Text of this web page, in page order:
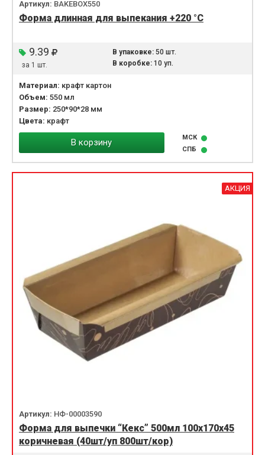
Артикул: BAKEBOX550
Форма длинная для выпекания +220 °C
9.39
за 1 шт.
В упаковке:50 шт.
В коробке:10 уп.
Материал: крафт картон
Объем: 550 мл
Размер: 250*90*28 мм
Цвета: крафт
В корзину
МСК
СПБ
АКЦИЯ
Артикул: НФ-00003590
Форма для выпечки “Кекс” 500мл 100х170х45
коричневая (40шт/уп 800шт/кор)